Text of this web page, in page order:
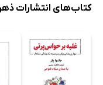
کتاب‌های انتشارات